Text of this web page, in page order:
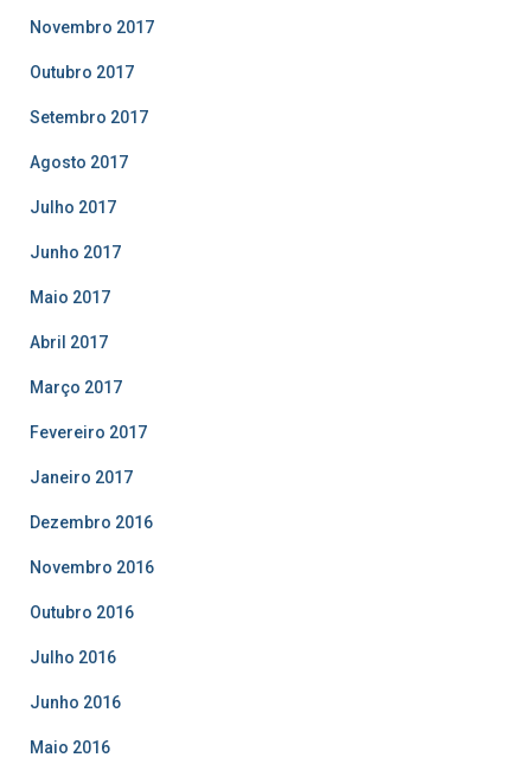
Novembro 2017
Outubro 2017
Setembro 2017
Agosto 2017
Julho 2017
Junho 2017
Maio 2017
Abril 2017
Março 2017
Fevereiro 2017
Janeiro 2017
Dezembro 2016
Novembro 2016
Outubro 2016
Julho 2016
Junho 2016
Maio 2016